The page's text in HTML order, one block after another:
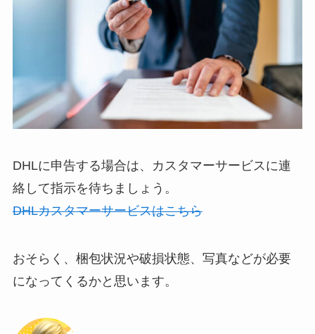
DHLに申告する場合は、カスタマーサービスに連
絡して指示を待ちましょう。
DHLカスタマーサービスはこちら
おそらく、梱包状況や破損状態、写真などが必要
になってくるかと思います。